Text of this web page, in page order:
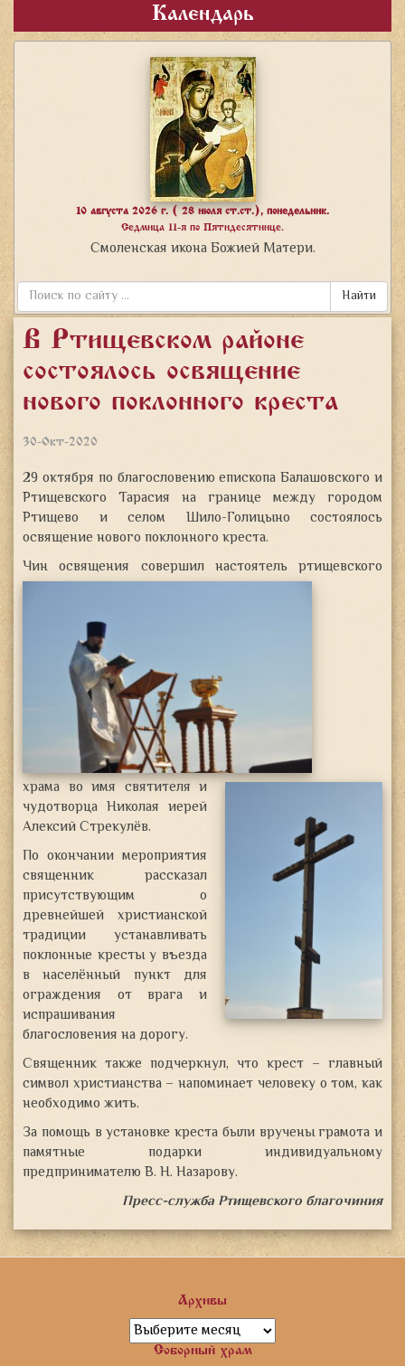
Календарь
10 августа 2026 г. ( 28 июля ст.ст.), понедельник.
Седмица 11-я по Пятидесятнице.
Смоленская икона Божией Матери.
Найти
В Ртищевском районе
состоялось освящение
нового поклонного креста
30-Окт-2020
29 октября по благословению епископа Балашовского и
Ртищевского Тарасия на границе между городом
Ртищево и селом Шило-Голицыно состоялось
освящение нового поклонного креста.
Чин освящения совершил настоятель ртищевского
храма во имя святителя и
чудотворца Николая иерей
Алексий Стрекулёв.
По окончании мероприятия
священник рассказал
присутствующим о
древнейшей христианской
традиции устанавливать
поклонные кресты у въезда
в населённый пункт для
ограждения от врага и
испрашивания
благословения на дорогу.
Священник также подчеркнул, что крест – главный
символ христианства – напоминает человеку о том, как
необходимо жить.
За помощь в установке креста были вручены грамота и
памятные подарки индивидуальному
предпринимателю В. Н. Назарову.
Пресс-служба Ртищевского благочиния
Архивы
Архивы
Соборный храм